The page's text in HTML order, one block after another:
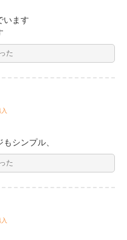
います
た
シンプル、
た